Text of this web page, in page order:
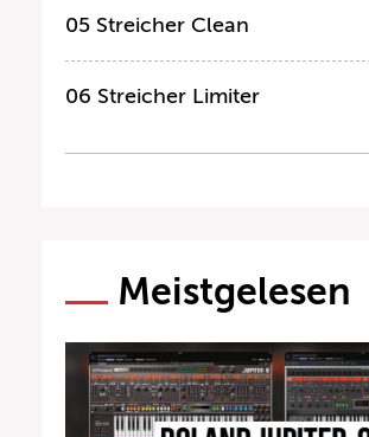
05 Streicher Clean
06 Streicher Limiter
Meistgelesen